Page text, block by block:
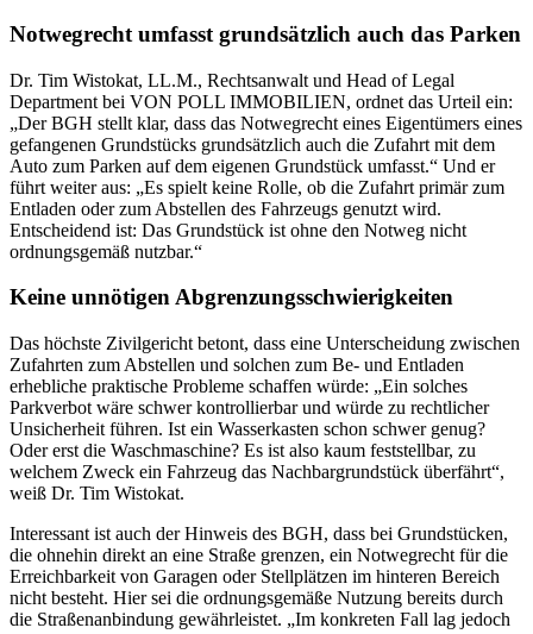
Notwegrecht umfasst grundsätzlich auch das Parken
Dr. Tim Wistokat, LL.M., Rechtsanwalt und Head of Legal
Department bei VON POLL IMMOBILIEN, ordnet das Urteil ein:
„Der BGH stellt klar, dass das Notwegrecht eines Eigentümers eines
gefangenen Grundstücks grundsätzlich auch die Zufahrt mit dem
Auto zum Parken auf dem eigenen Grundstück umfasst.“ Und er
führt weiter aus: „Es spielt keine Rolle, ob die Zufahrt primär zum
Entladen oder zum Abstellen des Fahrzeugs genutzt wird.
Entscheidend ist: Das Grundstück ist ohne den Notweg nicht
ordnungsgemäß nutzbar.“
Keine unnötigen Abgrenzungsschwierigkeiten
Das höchste Zivilgericht betont, dass eine Unterscheidung zwischen
Zufahrten zum Abstellen und solchen zum Be- und Entladen
erhebliche praktische Probleme schaffen würde: „Ein solches
Parkverbot wäre schwer kontrollierbar und würde zu rechtlicher
Unsicherheit führen. Ist ein Wasserkasten schon schwer genug?
Oder erst die Waschmaschine? Es ist also kaum feststellbar, zu
welchem Zweck ein Fahrzeug das Nachbargrundstück überfährt“,
weiß Dr. Tim Wistokat.
Interessant ist auch der Hinweis des BGH, dass bei Grundstücken,
die ohnehin direkt an eine Straße grenzen, ein Notwegrecht für die
Erreichbarkeit von Garagen oder Stellplätzen im hinteren Bereich
nicht besteht. Hier sei die ordnungsgemäße Nutzung bereits durch
die Straßenanbindung gewährleistet. „Im konkreten Fall lag jedoch